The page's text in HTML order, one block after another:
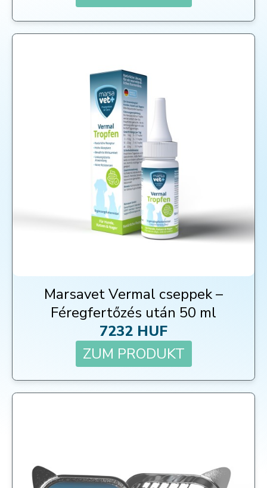
Marsavet Vermal cseppek –
Féregfertőzés után 50 ml
7232 HUF
ZUM PRODUKT